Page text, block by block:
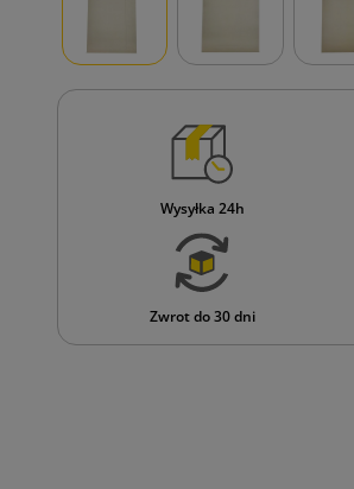
Wysyłka 24h
Zwrot do 30 dni